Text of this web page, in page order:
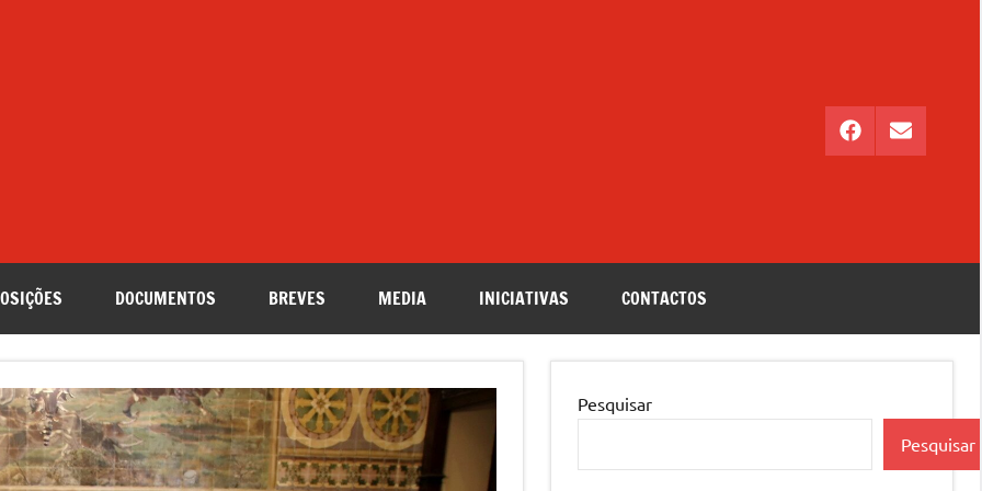
Facebook
Email
DOCUMENTOS BREVES MEDIA INICIATIVAS CONTACTOS
Pesquisar
Pesquisar